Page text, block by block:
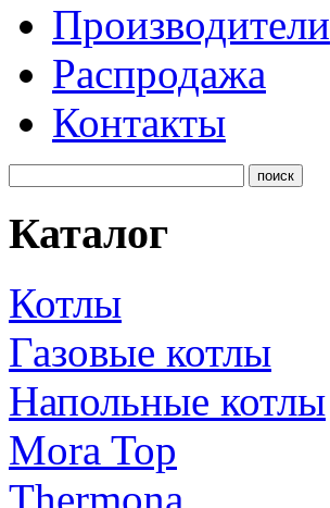
Производители
Распродажа
Контакты
Каталог
Котлы
Газовые котлы
Напольные котлы
Mora Top